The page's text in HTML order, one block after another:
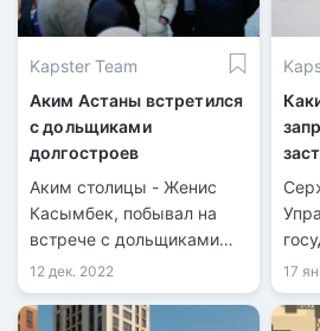
Kapster Team
Аким Астаны встретился
с дольщиками
долгостроев
Аким столицы - Женис
Касымбек, побывал на
встрече с дольщиками
трех жилых
многоквартирных домов,
строительство которых
12 дек. 2022 17